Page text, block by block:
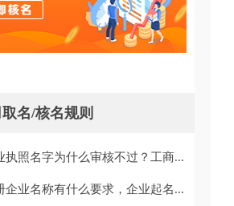
名/核名规则
执照名字为什么审核不过？工商...
企业名称有什么要求，企业起名...